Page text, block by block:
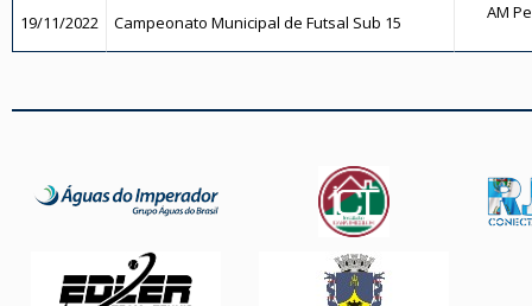
19/11/2022 Campeonato Municipal de Futsal Sub 15 AM